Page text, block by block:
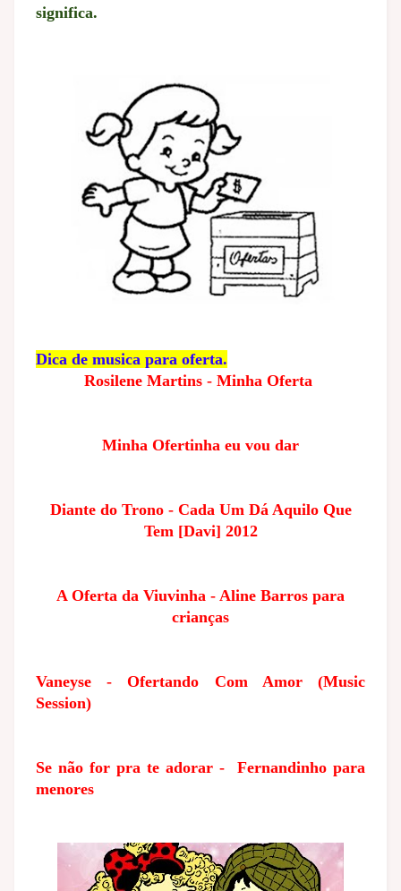
significa.
Dica de musica para oferta.
Rosilene Martins - Minha Oferta
Minha Ofertinha eu vou dar
Diante do Trono - Cada Um Dá Aquilo Que
Tem [Davi] 2012
A Oferta da Viuvinha - Aline Barros para
crianças
Vaneyse - Ofertando Com Amor (Music
Session)
Se não for pra te adorar - Fernandinho para
menores